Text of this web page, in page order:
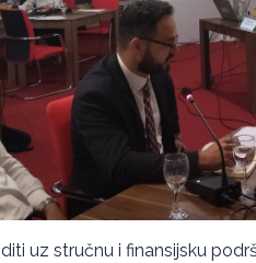
uz stručnu i finansijsku